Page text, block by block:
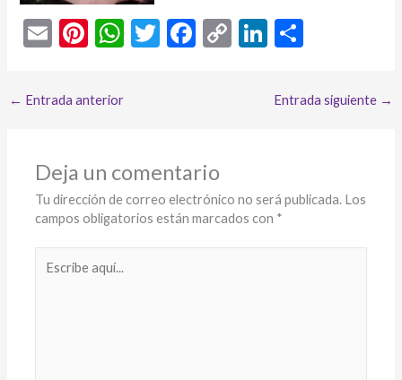
E
ai
Pi
er
W
p
p
T
F
o
k
C
k
Li
ke m
r
← Entrada anterior Entrada siguiente →
Deja un comentario
Tu dirección de correo electrónico no será publicada. Los
campos obligatorios están marcados con *
aquí...